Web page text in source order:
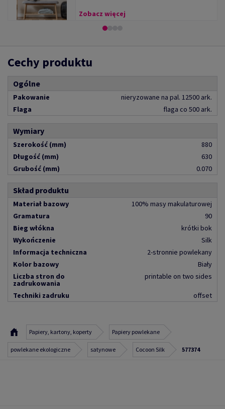
Zobacz więcej
Cechy produktu
Ogólne
Pakowanie
nieryzowane na pal. 12500 ark.
Flaga
flaga co 500 ark.
Wymiary
Szerokość (mm)
880
Długość (mm)
630
Grubość (mm)
0.070
Skład produktu
Materiał bazowy
100% masy makulaturowej
Gramatura
90
Bieg włókna
krótki bok
Wykończenie
Silk
Informacja techniczna
2-stronnie powlekany
Kolor bazowy
Biały
Liczba stron do
zadrukowania
printable on two sides
Techniki zadruku offset
Papiery, kartony, koperty Papiery powlekane
powlekane ekologiczne satynowe Cocoon Silk 577374